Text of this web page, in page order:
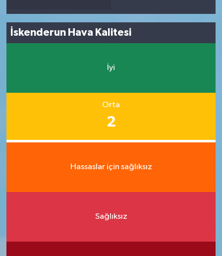
İskenderun Hava Kalitesi
İyi
Orta
2
Hassaslar için sağlıksız
Sağlıksız